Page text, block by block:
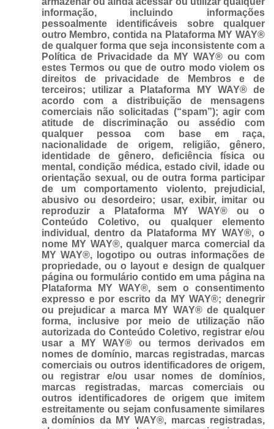
informação, incluindo informações
pessoalmente identificáveis sobre qualquer
outro Membro, contida na Plataforma MY WAY®
de qualquer forma que seja inconsistente com a
Política de Privacidade da MY WAY® ou com
estes Termos ou que de outro modo violem os
direitos de privacidade de Membros e de
terceiros; utilizar a Plataforma MY WAY® de
acordo com a distribuição de mensagens
comerciais não solicitadas (“spam”); agir com
atitude de discriminação ou assédio com
qualquer pessoa com base em raça,
nacionalidade de origem, religião, gênero,
identidade de gênero, deficiência física ou
mental, condição médica, estado civil, idade ou
orientação sexual, ou de outra forma participar
de um comportamento violento, prejudicial,
abusivo ou desordeiro; usar, exibir, imitar ou
reproduzir a Plataforma MY WAY® ou o
Conteúdo Coletivo, ou qualquer elemento
individual, dentro da Plataforma MY WAY®, o
nome MY WAY®, qualquer marca comercial da
MY WAY®, logotipo ou outras informações de
propriedade, ou o layout e design de qualquer
página ou formulário contido em uma página na
Plataforma MY WAY®, sem o consentimento
expresso e por escrito da MY WAY®; denegrir
ou prejudicar a marca MY WAY® de qualquer
forma, inclusive por meio de utilização não
autorizada do Conteúdo Coletivo, registrar e/ou
usar a MY WAY® ou termos derivados em
nomes de domínio, marcas registradas, marcas
comerciais ou outros identificadores de origem,
ou registrar e/ou usar nomes de domínios,
marcas registradas, marcas comerciais ou
outros identificadores de origem que imitem
estreitamente ou sejam confusamente similares
a domínios da MY WAY®, marcas registradas,